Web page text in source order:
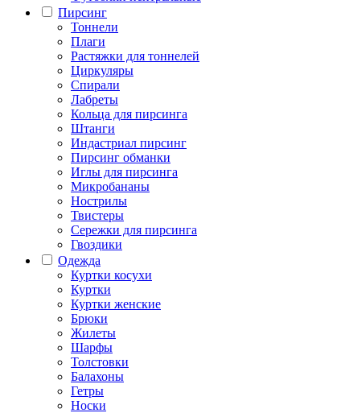
Пирсинг
Тоннели
Плаги
Растяжки для тоннелей
Циркуляры
Спирали
Лабреты
Кольца для пирсинга
Штанги
Индастриал пирсинг
Пирсинг обманки
Иглы для пирсинга
Микробананы
Нострилы
Твистеры
Сережки для пирсинга
Гвоздики
Одежда
Куртки косухи
Куртки
Куртки женские
Брюки
Жилеты
Шарфы
Толстовки
Балахоны
Гетры
Носки